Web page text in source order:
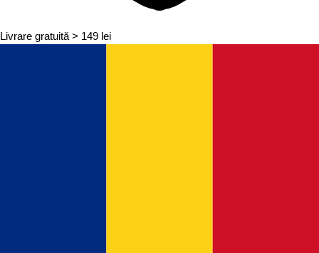
Livrare gratuită > 149 lei